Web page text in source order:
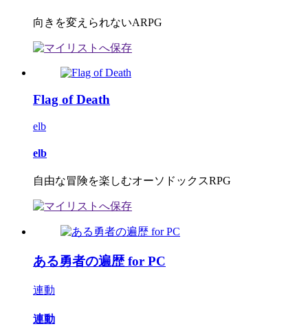
向きを変えられないARPG
Flag of Death
elb
elb
自由な冒険を楽しむオーソドックスRPG
ある勇者の遍歴 for PC
連動
連動